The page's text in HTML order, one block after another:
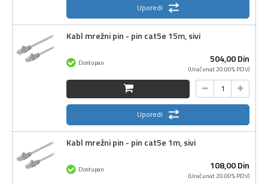
Uporedi
Kabl mrežni pin - pin cat5e 15m, sivi
504,00Din
(Uračunat 20.00% PDV)
Dostupan
Uporedi
Kabl mrežni pin - pin cat5e 1m, sivi
108,00Din
(Uračunat 20.00% PDV)
Dostupan